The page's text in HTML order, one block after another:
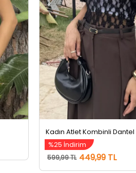
%25 İndirim
599,99 TL 449,99 TL